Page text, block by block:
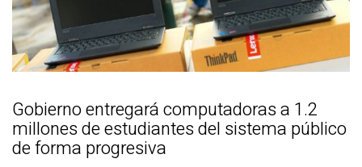
Gobierno entregará computadoras a 1.2
millones de estudiantes del sistema público
de forma progresiva